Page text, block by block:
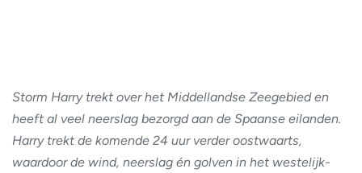
Storm Harry trekt over het Middellandse Zeegebied en
heeft al veel neerslag bezorgd aan de Spaanse eilanden.
Harry trekt de komende 24 uur verder oostwaarts,
waardoor de wind, neerslag én golven in het westelijk-